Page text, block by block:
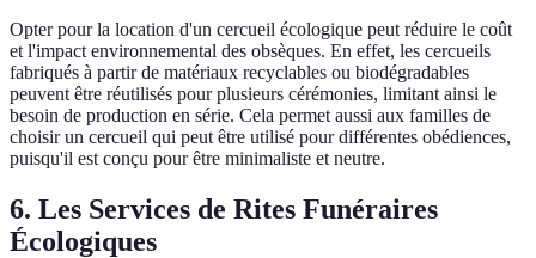
Opter pour la location d'un cercueil écologique peut réduire le coût
et l'impact environnemental des obsèques. En effet, les cercueils
fabriqués à partir de matériaux recyclables ou biodégradables
peuvent être réutilisés pour plusieurs cérémonies, limitant ainsi le
besoin de production en série. Cela permet aussi aux familles de
choisir un cercueil qui peut être utilisé pour différentes obédiences,
puisqu'il est conçu pour être minimaliste et neutre.
6. Les Services de Rites Funéraires
Écologiques